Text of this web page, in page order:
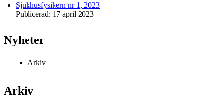
Sjukhusfysikern nr 1, 2023
Publicerad: 17 april 2023
Nyheter
Arkiv
Arkiv